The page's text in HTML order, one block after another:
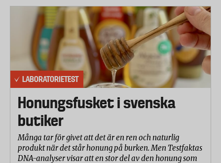
LABORATORIETEST
Honungsfusket i svenska
butiker
Många tar för givet att det är en ren och naturlig
produkt när det står honung på burken. Men Testfaktas
DNA-analyser visar att en stor del av den honung som